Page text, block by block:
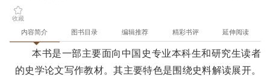
收藏
内容简介 图书目录 编辑推荐 精彩书评 延伸阅读
本书是一部主要面向中国史专业本科生和研究生读者
的史学论文写作教材。其主要特色是围绕史料解读展开。